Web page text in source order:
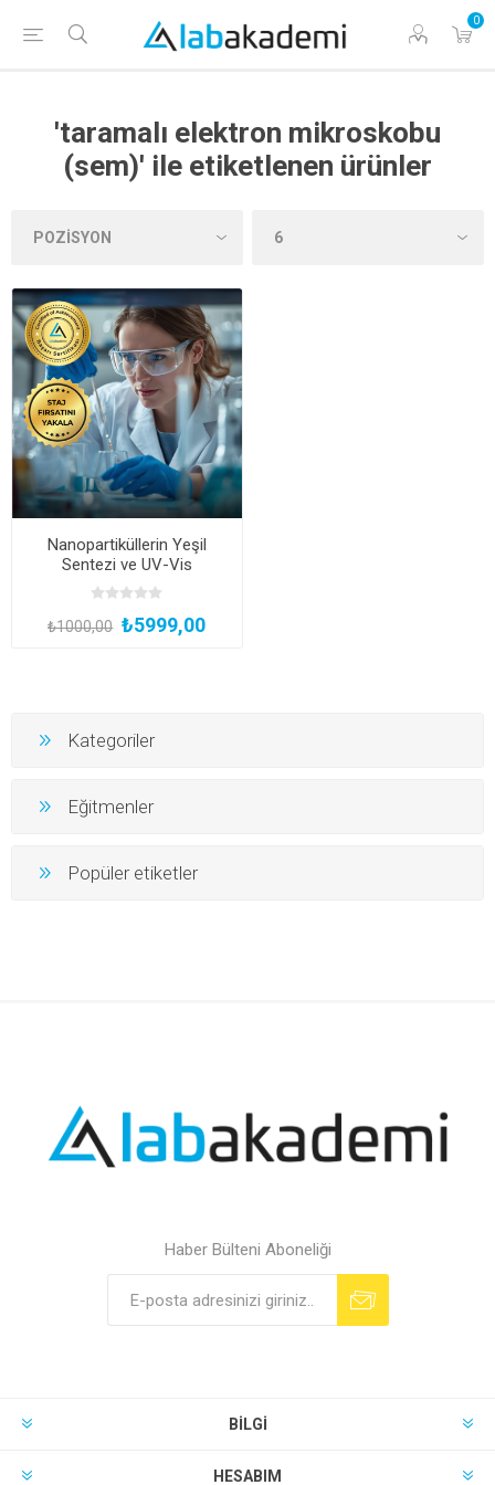
0
'taramalı elektron mikroskobu
(sem)' ile etiketlenen ürünler
Nanopartiküllerin Yeşil
Sentezi ve UV-Vis
Spektrofotometre ile Analizi
Eğitimi (Çekilişle 1 Kişiye Staj
Hediye*)
₺1000,00 ₺5999,00
Kategoriler
Eğitmenler
Popüler etiketler
Haber Bülteni Aboneliği
BILGI
HESABIM